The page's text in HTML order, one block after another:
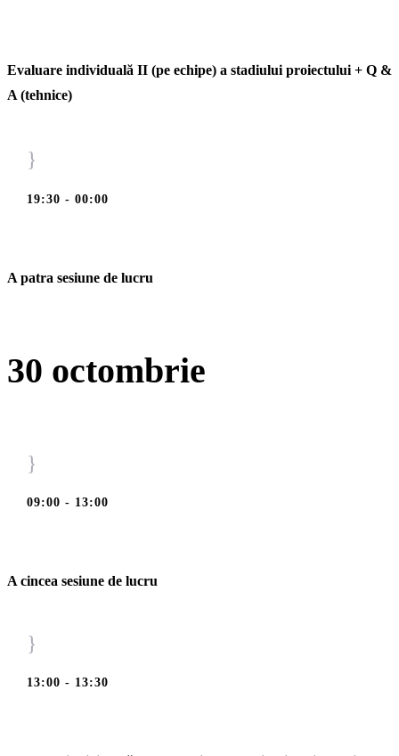
Evaluare individuală II (pe echipe) a stadiului proiectului + Q &
A (tehnice)
}
19:30 - 00:00
A patra sesiune de lucru
30 octombrie
}
09:00 - 13:00
A cincea sesiune de lucru
}
13:00 - 13:30